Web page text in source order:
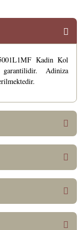
Kadin Kol
Adiniza